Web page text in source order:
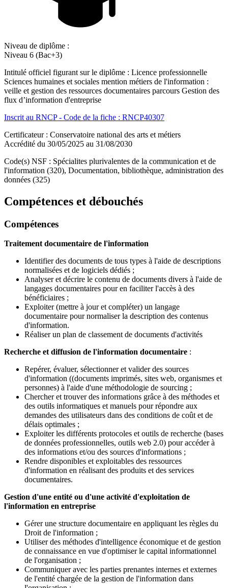
Niveau de diplôme :
Niveau 6 (Bac+3)
Intitulé officiel figurant sur le diplôme : Licence professionnelle
Sciences humaines et sociales mention métiers de l'information :
veille et gestion des ressources documentaires parcours Gestion des
flux d’information d'entreprise
Inscrit au RNCP - Code de la fiche : RNCP40307
Certificateur : Conservatoire national des arts et métiers
Accrédité du 30/05/2025 au 31/08/2030
Code(s) NSF : Spécialites plurivalentes de la communication et de
l'information (320), Documentation, bibliothèque, administration des
données (325)
Compétences et débouchés
Compétences
Traitement documentaire de l'information
Identifier des documents de tous types à l'aide de descriptions
normalisées et de logiciels dédiés ;
Analyser et décrire le contenu de documents divers à l'aide de
langages documentaires pour en faciliter l'accès à des
bénéficiaires ;
Exploiter (mettre à jour et compléter) un langage
documentaire pour normaliser la description des contenus
d'information.
Réaliser un plan de classement de documents d'activités
Recherche et diffusion de l'information documentaire :
Repérer, évaluer, sélectionner et valider des sources
d'information ((documents imprimés, sites web, organismes et
personnes) à l'aide d'une méthodologie de sourcing ;
Chercher et trouver des informations grâce à des méthodes et
des outils informatiques et manuels pour répondre aux
demandes des utilisateurs dans des conditions de coût et de
délais optimales ;
Exploiter les différents protocoles et outils de recherche (bases
de données professionnelles, outils web 2.0) pour accéder à
des informations et/ou des sources d'informations ;
Rendre disponibles et exploitables des ressources
d'information en réalisant des produits et des services
documentaires.
Gestion d'une entité ou d'une activité d'exploitation de
l'information en entreprise
Gérer une structure documentaire en appliquant les règles du
Droit de l'information ;
Utiliser des méthodes d'intelligence économique et de gestion
de connaissance en vue d'optimiser le capital informationnel
de l'organisation ;
Communiquer avec les parties prenantes internes et externes
de l'entité chargée de la gestion de l'information dans